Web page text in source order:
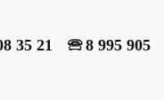
35 21 🕾 8 995 905